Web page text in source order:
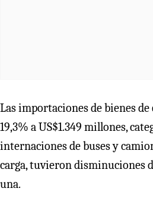
Las importaciones de bienes
19,3% a US$1.349 millones,
internaciones de buses y
carga, tuvieron disminuciones
una.